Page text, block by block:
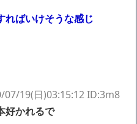
ればいけそうな感じ
07/19(日)03:15:12 ID:3m8
好かれるで